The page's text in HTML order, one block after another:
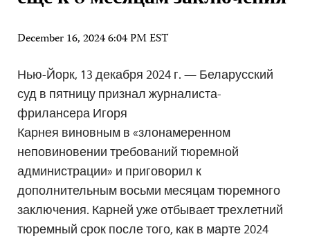
December 16, 2024 6:04 PM EST
Нью-Йорк, 13 декабря 2024 г. — Беларусский
суд в пятницу признал журналиста-
фрилансера Игоря
Карнея виновным в «злонамеренном
неповиновении требований тюремной
администрации» и приговорил к
дополнительным восьми месяцам тюремного
заключения. Карней уже отбывает трехлетний
тюремный срок после того, как в марте 2024